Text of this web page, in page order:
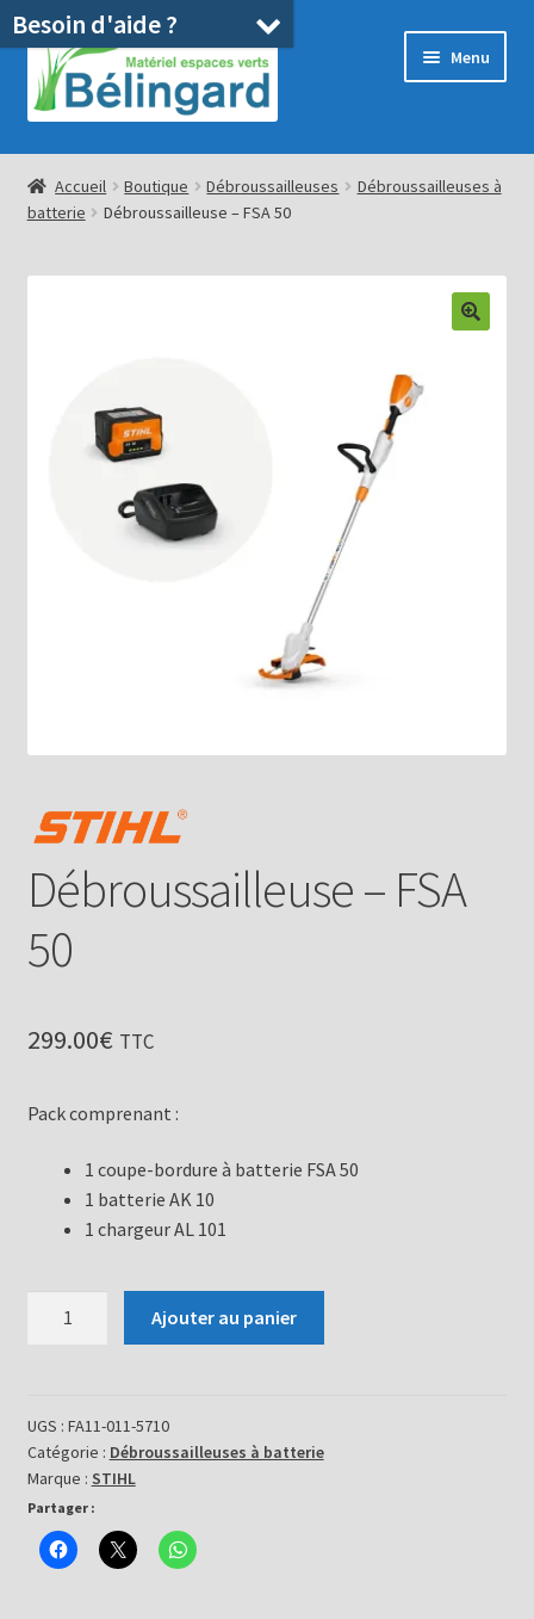
Aller
la
Aller
au
contenu
Menu
Accueil
Boutique
Location
Ouvrir
Occasions
Accueil Boutique Débroussailleuses
Débroussailleuses à
batterie
Débroussailleuse – FSA 50
Débroussailleuse – FSA
50
299.00€ TTC
Pack comprenant :
1 coupe-bordure à batterie FSA 50
1 batterie AK 10
1 chargeur AL 101
FSA
50
Ajouter au panier
UGS : FA11-011-5710
Catégorie : Débroussailleuses à batterie
Marque : STIHL
Partager :
Besoin d'aide ?